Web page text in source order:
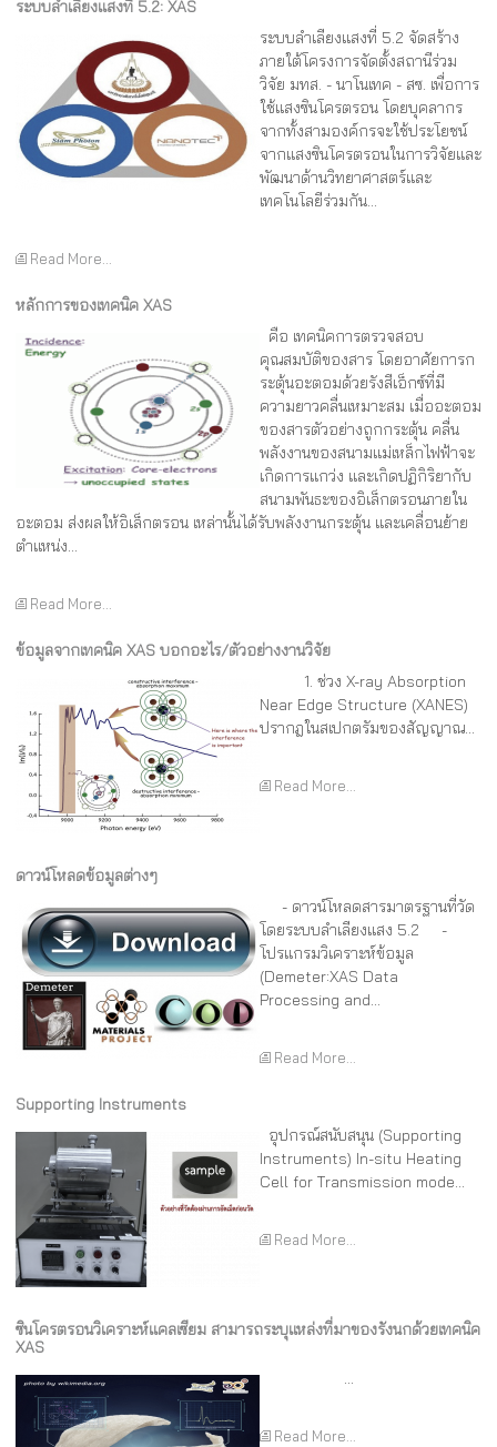
ระบบลำเลียงแสงที่ 5.2: XAS
ระบบลำเลียงแสงที่ 5.2 จัดสร้าง
ภายใต้โครงการจัดตั้งสถานีร่วม
วิจัย มทส. - นาโนเทค - สซ. เพื่อการ
ใช้แสงซินโครตรอน โดยบุคลากร
จากทั้งสามองค์กรจะใช้ประโยชน์
จากแสงซินโครตรอนในการวิจัยและ
พัฒนาด้านวิทยาศาสตร์และ
เทคโนโลยีร่วมกัน...
Read More...
หลักการของเทคนิค XAS
คือ เทคนิคการตรวจสอบ
คุณสมบัติของสาร โดยอาศัยการก
ระตุ้นอะตอมด้วยรังสีเอ็กซ์ที่มี
ความยาวคลื่นเหมาะสม เมื่ออะตอม
ของสารตัวอย่างถูกกระตุ้น คลื่น
พลังงานของสนามแม่เหล็กไฟฟ้าจะ
เกิดการแกว่ง และเกิดปฏิกิริยากับ
สนามพันธะของอิเล็กตรอนภายใน
อะตอม ส่งผลให้อิเล็กตรอน เหล่านั้นได้รับพลังงานกระตุ้น และเคลื่อนย้าย
ตำแหน่ง...
Read More...
ข้อมูลจากเทคนิค XAS บอกอะไร/ตัวอย่างงานวิจัย
1. ช่วง X-ray Absorption
Near Edge Structure (XANES)
ปรากฎในสเปกตรัมของสัญญาณ...
Read More...
ดาวน์โหลดข้อมูลต่างๆ
- ดาวน์โหลดสารมาตรฐานที่วัด
โดยระบบลำเลียงแสง 5.2 -
โปรแกรมวิเคราะห์ข้อมูล
(Demeter:XAS Data
Processing and...
Read More...
Supporting Instruments
อุปกรณ์สนับสนุน (Supporting
Instruments) In-situ Heating
Cell for Transmission mode...
Read More...
ซินโครตรอนวิเคราะห์แคลเซียม สามารถระบุแหล่งที่มาของรังนกด้วยเทคนิค
XAS
...
Read More...